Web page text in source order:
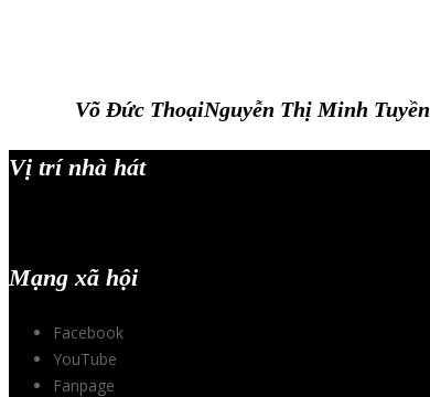
Võ Đức ThoạiNguyễn Thị Minh Tuyền
Vị trí nhà hát
Mạng xã hội
Facebook
YouTube
Fanpage